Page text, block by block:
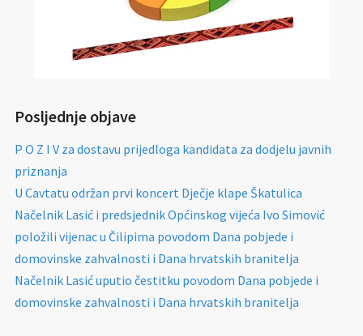
Posljednje objave
P O Z I V za dostavu prijedloga kandidata za dodjelu javnih
priznanja
U Cavtatu održan prvi koncert Dječje klape Škatulica
Načelnik Lasić i predsjednik Općinskog vijeća Ivo Simović
položili vijenac u Čilipima povodom Dana pobjede i
domovinske zahvalnosti i Dana hrvatskih branitelja
Načelnik Lasić uputio čestitku povodom Dana pobjede i
domovinske zahvalnosti i Dana hrvatskih branitelja